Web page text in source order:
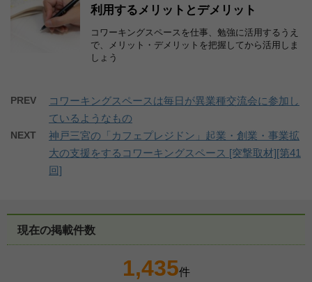
利用するメリットとデメリット
コワーキングスペースを仕事、勉強に活用するうえ
で、メリット・デメリットを把握してから活用しま
しょう
PREV
コワーキングスペースは毎日が異業種交流会に参加し
ているようなもの
NEXT
神戸三宮の「カフェプレジドン」起業・創業・事業拡
大の支援をするコワーキングスペース [突撃取材][第41
回]
現在の掲載件数
1,435件